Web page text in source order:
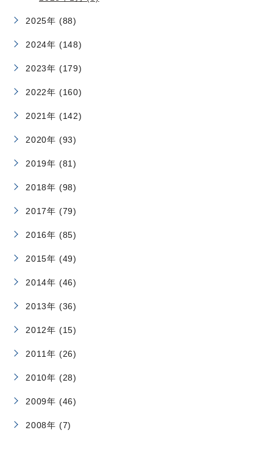
2025年 (88)
2024年 (148)
2023年 (179)
2022年 (160)
2021年 (142)
2020年 (93)
2019年 (81)
2018年 (98)
2017年 (79)
2016年 (85)
2015年 (49)
2014年 (46)
2013年 (36)
2012年 (15)
2011年 (26)
2010年 (28)
2009年 (46)
2008年 (7)